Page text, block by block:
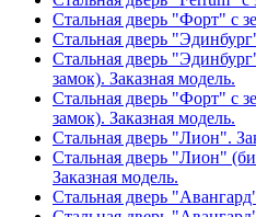
Стальная дверь "Форт" с
Стальная дверь
Стальная дверь
замок). Заказная модель.
Стальная дверь "Форт" с
замок). Заказная модель.
Стальная дверь "Лион".
Стальная дверь "Лион"
Заказная модель.
Стальная дверь